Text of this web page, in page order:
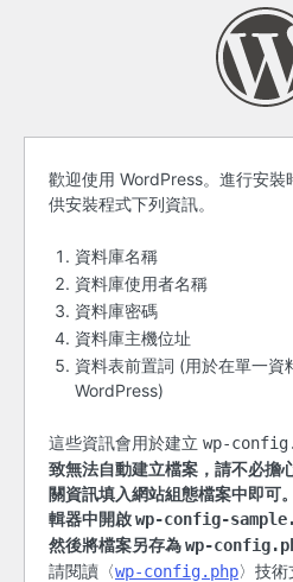
開
始
之
前
歡迎使用 WordPress。進行安裝
供安裝程式下列資訊。
資料庫名稱
資料庫使用者名稱
資料庫密碼
資料庫主機位址
資料表前置詞 (用於在單一資
WordPress)
這些資訊會用於建立 wp-
致無法自動建立檔案，請不必擔
關資訊填入網站組態檔案中即可
輯器中開啟wp-config-
然後將檔案另存為wp-
請閱讀〈wp-config.php〉技術